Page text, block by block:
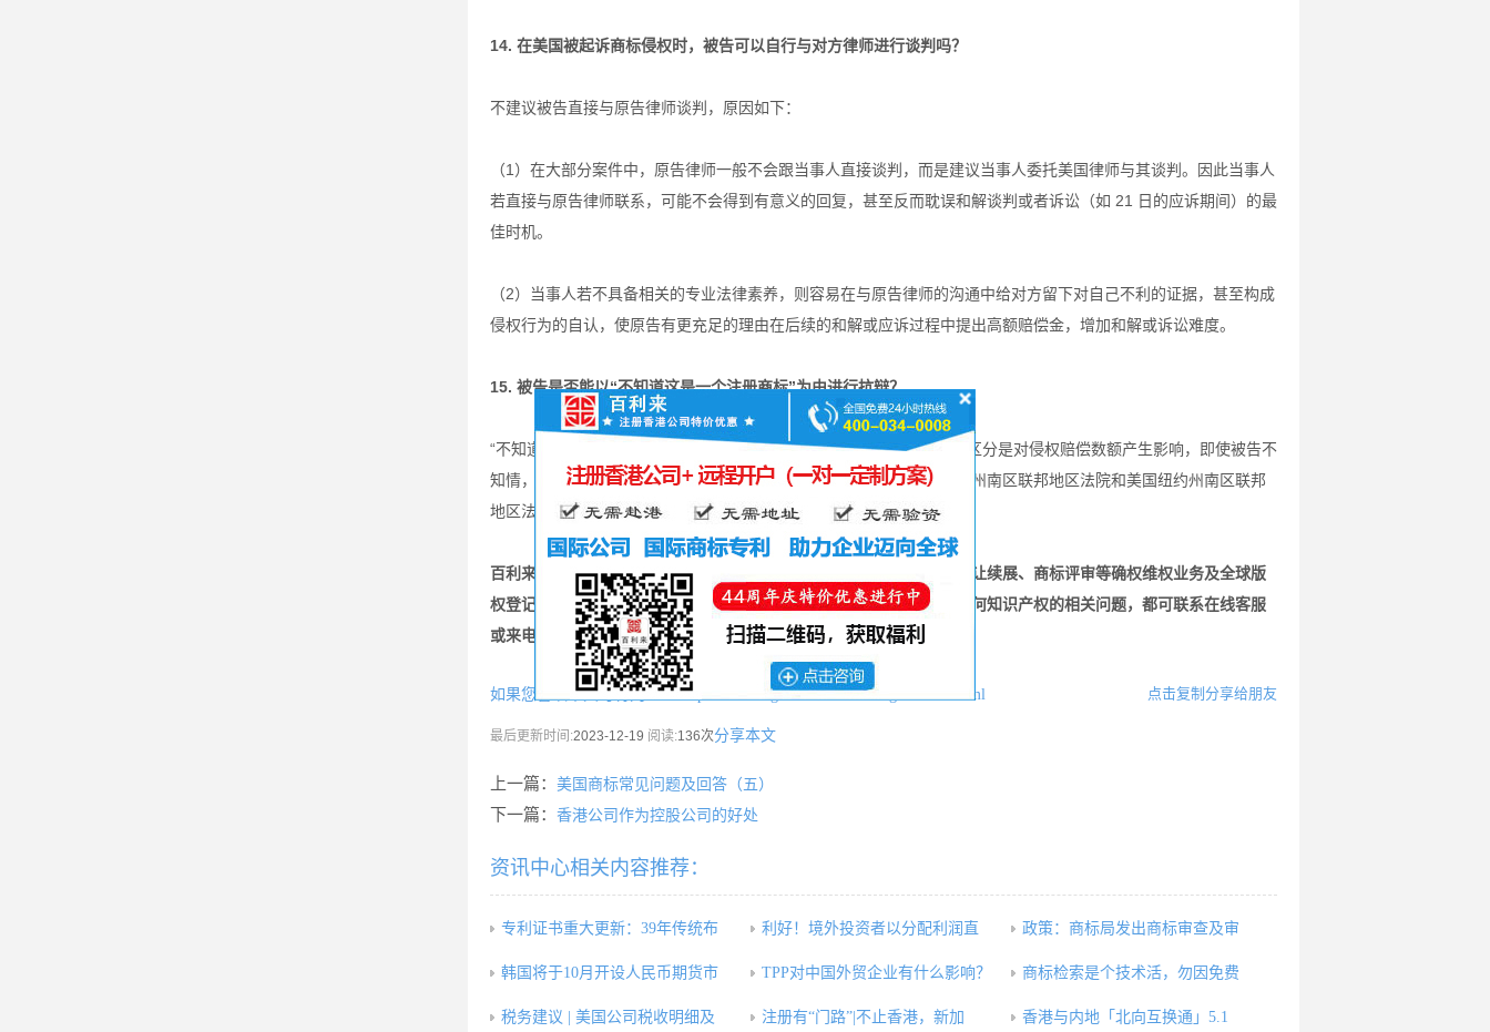
14. 在美国被起诉商标侵权时，被告可以自行与对方律师进行谈判吗？
不建议被告直接与原告律师谈判，原因如下：
（1）在大部分案件中，原告律师一般不会跟当事人直接谈判，而是建议当事人委托美国律师与其谈判。因此当事人
若直接与原告律师联系，可能不会得到有意义的回复，甚至反而耽误和解谈判或者诉讼（如 21 日的应诉期间）的最
佳时机。
（2）当事人若不具备相关的专业法律素养，则容易在与原告律师的沟通中给对方留下对自己不利的证据，甚至构成
侵权行为的自认，使原告有更充足的理由在后续的和解或应诉过程中提出高额赔偿金，增加和解或诉讼难度。
15. 被告是否能以“不知道这是一个注册商标”为由进行抗辩？
“不知道这是一个注册商标”不能作为有效答辩的理由。故意与非故意的区分是对侵权赔偿数额产生影响，即使被告不
知情，也不能因此免去侵权责任。伊利诺伊州北区联邦法院、佛罗里达州南区联邦地区法院和美国纽约州南区联邦
地区法院等法院均采用该观点来审理案件。
百利来提供国际知识产权服务，专业致力于
、商标变更转让续展、商标评审等确权维权业务及全球版
权登记、国际专利等配套服务，因为专业，所以值得您信赖。如您有任何知识产权的相关问题，都可联系在线客服
或来电咨询，您将获得一套免费但有价值的解决方案！
如果您喜欢本文可将网址： http://www.hkgcr.com/zixunzhongxin/3961.html 点击复制分享给朋友
最后更新时间:2023-12-19 阅读:136次分享本文
上一篇： 美国商标常见问题及回答（五）
下一篇： 香港公司作为控股公司的好处
资讯中心相关内容推荐：
专利证书重大更新：39年传统布 利好！境外投资者以分配利润直 政策：商标局发出商标审查及审
韩国将于10月开设人民币期货市 TPP对中国外贸企业有什么影响？ 商标检索是个技术活，勿因免费
税务建议 | 美国公司税收明细及 注册有“门路”|不止香港，新加 香港与内地「北向互换通」5.1